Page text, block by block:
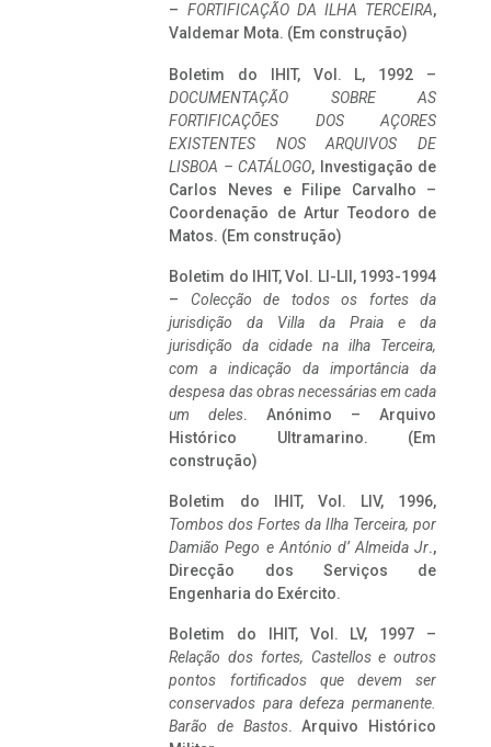
– FORTIFICAÇÃO DA ILHA TERCEIRA,
Valdemar Mota. (Em construção)
Boletim do IHIT, Vol. L, 1992 –
DOCUMENTAÇÃO SOBRE AS
FORTIFICAÇÕES DOS AÇORES
EXISTENTES NOS ARQUIVOS DE
LISBOA – CATÁLOGO, Investigação de
Carlos Neves e Filipe Carvalho –
Coordenação de Artur Teodoro de
Matos. (Em construção)
Boletim do IHIT, Vol. LI-LII, 1993-1994
– Colecção de todos os fortes da
jurisdição da Villa da Praia e da
jurisdição da cidade na ilha Terceira,
com a indicação da importância da
despesa das obras necessárias em cada
um deles. Anónimo – Arquivo
Histórico Ultramarino. (Em
construção)
Boletim do IHIT, Vol. LIV, 1996,
Tombos dos Fortes da Ilha Terceira, por
Damião Pego e António d’ Almeida Jr.,
Direcção dos Serviços de
Engenharia do Exército.
Boletim do IHIT, Vol. LV, 1997 –
Relação dos fortes, Castellos e outros
pontos fortificados que devem ser
conservados para defeza permanente.
Barão de Bastos. Arquivo Histórico